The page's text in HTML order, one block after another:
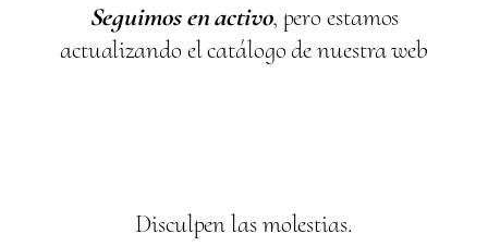
Seguimos en activo, pero estamos
actualizando el catálogo de nuestra web
Disculpen las molestias.